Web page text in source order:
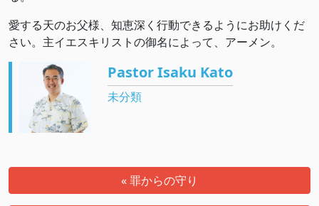
愛する天のお父様、知恵深く行動できるようにお助けくだ
さい。主イエスキリストの御名によって、アーメン。
Pastor Isaku Kato
未分類
« 罪からの守り